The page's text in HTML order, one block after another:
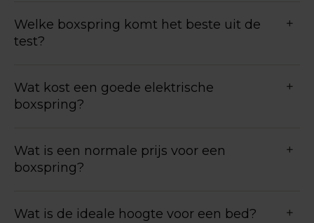
Welke boxspring komt het beste uit de
test?
Wat kost een goede elektrische
boxspring?
Wat is een normale prijs voor een
boxspring?
Wat is de ideale hoogte voor een bed?